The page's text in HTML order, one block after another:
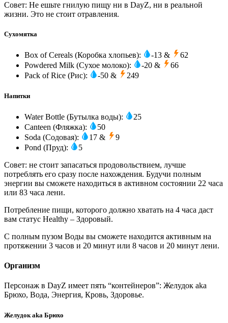
Совет: Не ешьте гнилую пищу ни в DayZ, ни в реальной
жизни. Это не стоит отравления.
Сухомятка
Box of Cereals (Коробка хлопьев): -13 &
62
Powdered Milk (Сухое молоко):
-20 &
66
Pack of Rice (Рис):
-50 & 249
Напитки
Water Bottle (Бутылка воды):
25
Canteen (Фляжка):
50
Soda (Содовая):
17 &
9
Pond (Пруд):
5
Совет: не стоит запасаться продовольствием, лучше
потреблять его сразу после нахождения. Будучи полным
энергии вы сможете находиться в активном состоянии 22 часа
или 83 часа лени.
Потребление пищи, которого должно хватать на 4 часа даст
вам статус Healthy – Здоровый.
С полным пузом Воды вы сможете находится активным на
протяжении 3 часов и 20 минут или 8 часов и 20 минут лени.
Организм
Персонаж в DayZ имеет пять “контейнеров”: Желудок aka
Брюхо, Вода, Энергия, Кровь, Здоровье.
Желудок aka Брюхо